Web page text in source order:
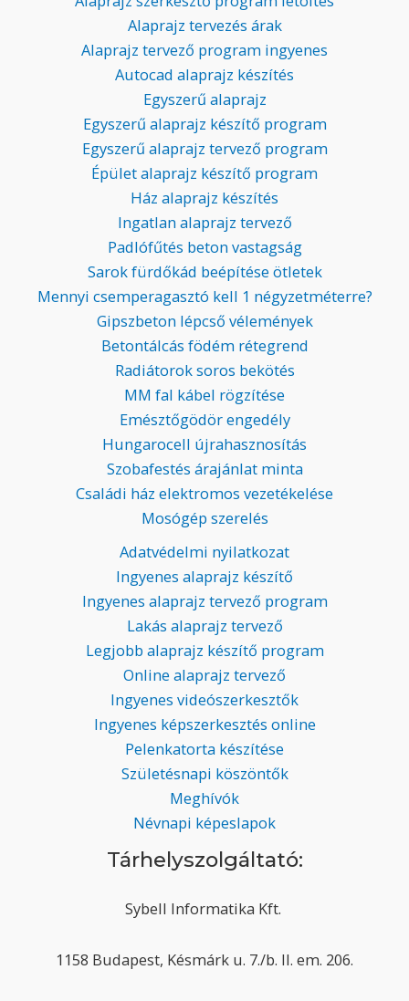
Alaprajz tervezés árak
Alaprajz tervező program ingyenes
Autocad alaprajz készítés
Egyszerű alaprajz
Egyszerű alaprajz készítő program
Egyszerű alaprajz tervező program
Épület alaprajz készítő program
Ház alaprajz készítés
Ingatlan alaprajz tervező
Padlófűtés beton vastagság
Sarok fürdőkád beépítése ötletek
Mennyi csemperagasztó kell 1 négyzetméterre?
Gipszbeton lépcső vélemények
Betontálcás födém rétegrend
Radiátorok soros bekötés
MM fal kábel rögzítése
Emésztőgödör engedély
Hungarocell újrahasznosítás
Szobafestés árajánlat minta
Családi ház elektromos vezetékelése
Mosógép szerelés
Adatvédelmi nyilatkozat
Ingyenes alaprajz készítő
Ingyenes alaprajz tervező program
Lakás alaprajz tervező
Legjobb alaprajz készítő program
Online alaprajz tervező
Ingyenes videószerkesztők
Ingyenes képszerkesztés online
Pelenkatorta készítése
Születésnapi köszöntők
Meghívók
Névnapi képeslapok
Tárhelyszolgáltató:
Sybell Informatika Kft.
1158 Budapest, Késmárk u. 7./b. II. em. 206.